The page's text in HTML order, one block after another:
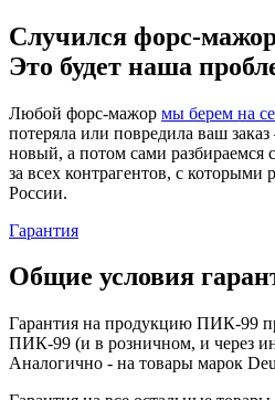
Случился форс-
Это будет наша
Любой форс-мажор мы берем на
потеряла или повредила ваш
новый, а потом сами
за всех контрагентов, с которыми
России.
Гарантия
Общие условия
Гарантия на продукцию ПИК-99
ПИК-99 (и в розничном, и через
Аналогично - на товары марок